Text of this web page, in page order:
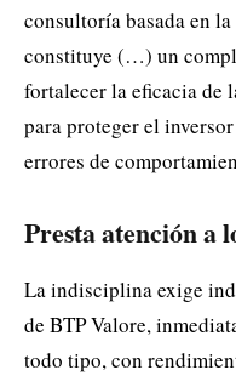
consultoría basada en
constituye (…) un
fortalecer la eficacia de
para proteger el
errores de
Presta atención a
La indisciplina exige
de BTP Valore,
todo tipo, con